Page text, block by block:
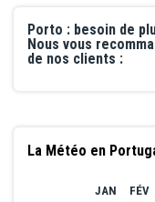
Porto : besoin de
Nous vous
de nos clients :
La Météo en
JAN FÉV